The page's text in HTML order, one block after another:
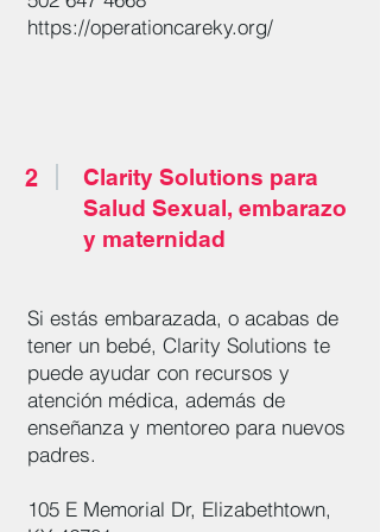
https://operationcareky.org/
2
Clarity Solutions para
Salud Sexual, embarazo
y maternidad
Si estás embarazada, o acabas de
tener un bebé, Clarity Solutions te
puede ayudar con recursos y
atención médica, además de
enseñanza y mentoreo para nuevos
padres.
105 E Memorial Dr, Elizabethtown,